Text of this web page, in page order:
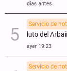
días antes
Servicio de
luto del
ayer 19:23
Servicio de